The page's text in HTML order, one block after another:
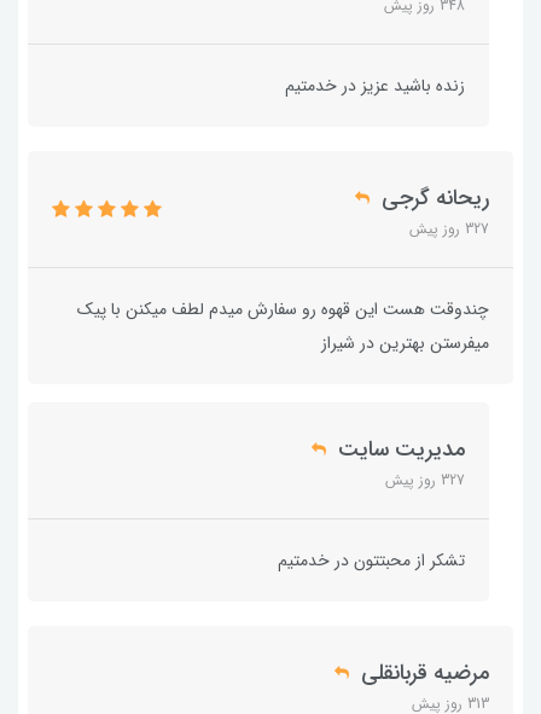
348 روز پیش
زنده باشید عزیز در خدمتیم
ریحانه گرجی
327 روز پیش
چندوقت هست این قهوه رو سفارش میدم لطف میکنن با پیک
میفرستن بهترین در شیراز
مدیریت سایت
327 روز پیش
تشکر از محبتتون در خدمتیم
مرضیه قربانقلی
313 روز پیش